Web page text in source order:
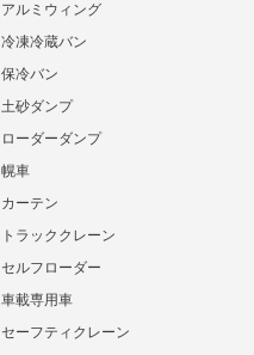
アルミウィング
冷凍冷蔵バン
保冷バン
土砂ダンプ
ローダーダンプ
幌車
カーテン
トラッククレーン
セルフローダー
車載専用車
セーフティクレーン